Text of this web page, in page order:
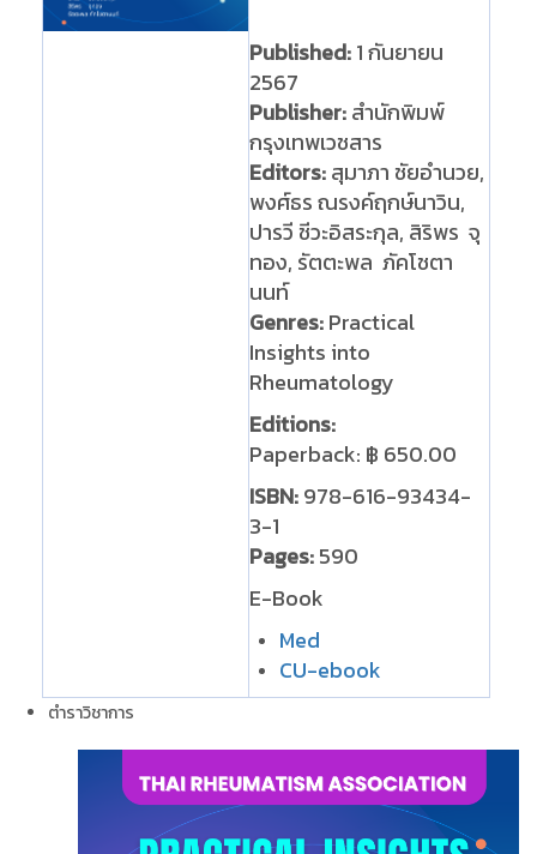
Published:1 กันยายน
2567
Publisher:สำนักพิมพ์
กรุงเทพเวชสาร
Editors:สุมาภา ชัยอำนวย,
พงศ์ธร ณรงค์ฤกษ์นาวิน,
ปารวี ชีวะอิสระกุล, สิริพร จุ
ทอง, รัตตะพล ภัคโชตา
นนท์
Genres:Practical
Insights into
Rheumatology
Editions:
Paperback: ฿ 650.00
ISBN:978-616-93434-
3-1
Pages:590
E-Book
Med
CU-ebook
ตำราวิชาการ